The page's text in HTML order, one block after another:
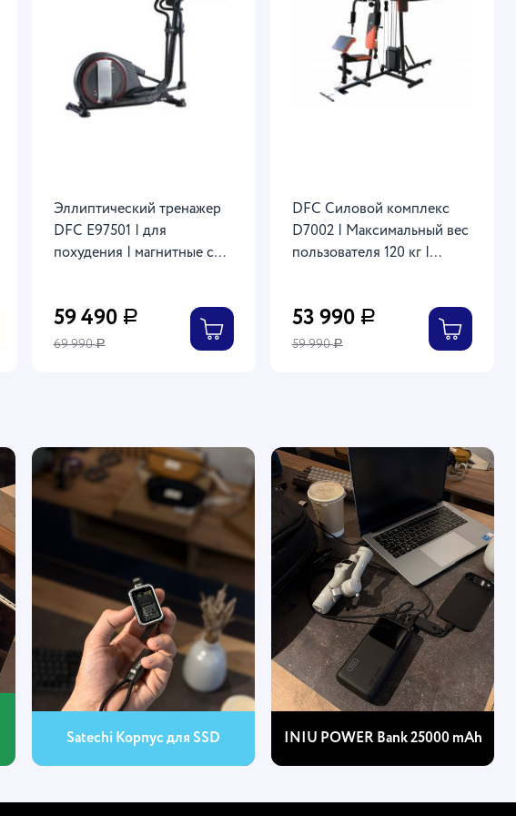
Эллиптический тренажер
DFC E97501 | для
похудения | магнитные с
59 490 Р
69 990Р
DFC Силовой комплекс
D7002 | Максимальный вес
пользователя 120 кг |
стека 45 кг | Два короба |
Два груза
53 990 Р
59 990Р
Satechi Корпус для SSD INIU POWER Bank 25000 mAh